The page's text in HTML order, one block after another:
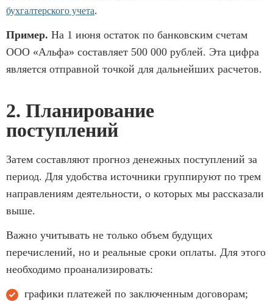
бухгалтерского учета.
Пример. На 1 июня остаток по банковским счетам
ООО «Альфа» составляет 500 000 рублей. Эта цифра
является отправной точкой для дальнейших расчетов.
2. Планирование
поступлений
Затем составляют прогноз денежных поступлений за
период. Для удобства источники группируют по трем
направлениям деятельности, о которых мы рассказали
выше.
Важно учитывать не только объем будущих
перечислений, но и реальные сроки оплаты. Для этого
необходимо проанализировать:
графики платежей по заключенным договорам;